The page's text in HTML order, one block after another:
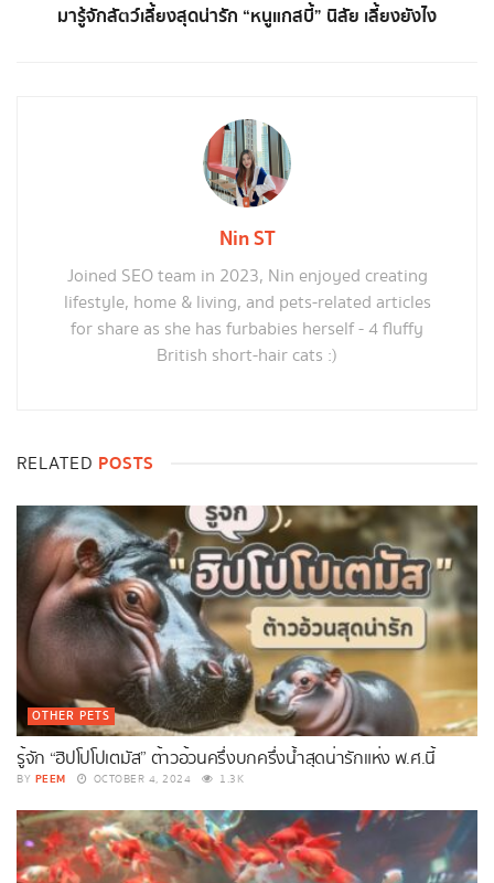
มารู้จักสัตว์เลี้ยงสุดน่ารัก “หนูแกสบี้” นิสัย เลี้ยงยังไง
Nin ST
Joined SEO team in 2023, Nin enjoyed creating
lifestyle, home & living, and pets-related articles
for share as she has furbabies herself - 4 fluffy
British short-hair cats :)
RELATED POSTS
OTHER PETS
รู้จัก “ฮิปโปโปเตมัส” ต้าวอ้วนครึ่งบกครึ่งน้ำสุดน่ารักแห่ง พ.ศ.นี้
BY PEEM OCTOBER 4, 2024 1.3K